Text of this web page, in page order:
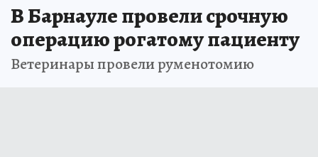
В Барнауле провели срочную
операцию рогатому пациенту
Ветеринары провели руменотомию